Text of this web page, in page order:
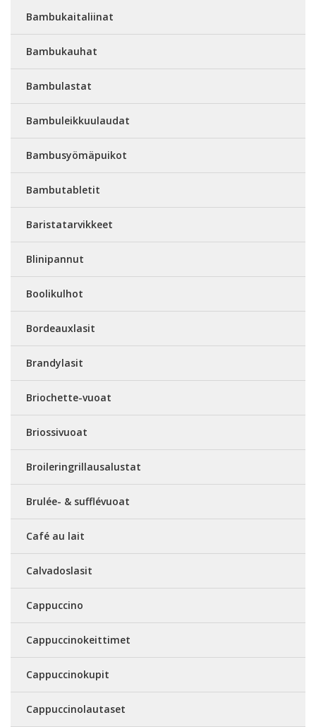
Bambukaitaliinat
Bambukauhat
Bambulastat
Bambuleikkuulaudat
Bambusyömäpuikot
Bambutabletit
Baristatarvikkeet
Blinipannut
Boolikulhot
Bordeauxlasit
Brandylasit
Briochette-vuoat
Briossivuoat
Broileringrillausalustat
Brulée- & sufflévuoat
Café au lait
Calvadoslasit
Cappuccino
Cappuccinokeittimet
Cappuccinokupit
Cappuccinolautaset